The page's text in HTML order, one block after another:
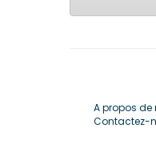
A propos de
Contactez-